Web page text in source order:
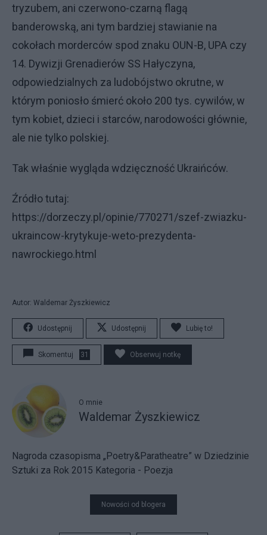
tryzubem, ani czerwono-czarną flagą
banderowską, ani tym bardziej stawianie na
cokołach morderców spod znaku OUN-B, UPA czy
14. Dywizji Grenadierów SS Hałyczyna,
odpowiedzialnych za ludobójstwo okrutne, w
którym poniosło śmierć około 200 tys. cywilów, w
tym kobiet, dzieci i starców, narodowości głównie,
ale nie tylko polskiej.
Tak właśnie wygląda wdzięczność Ukraińców.
Źródło tutaj:
https://dorzeczy.pl/opinie/770271/szef-zwiazku-
ukraincow-krytykuje-weto-prezydenta-
nawrockiego.html
Autor: Waldemar Żyszkiewicz
Udostępnij Udostępnij Lubię to!
Skomentuj 31 Obserwuj notkę
O mnie
Waldemar Żyszkiewicz
Nagroda czasopisma „Poetry&Paratheatre” w Dziedzinie
Sztuki za Rok 2015 Kategoria - Poezja
Nowości od blogera